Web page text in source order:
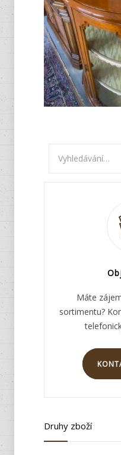
Máte
sortimentu?
Druhy zboží